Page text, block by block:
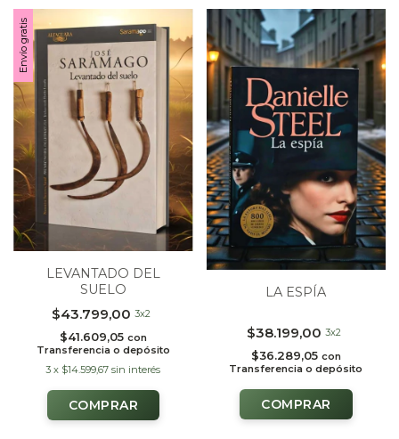
Envío gratis
LEVANTADO DEL
SUELO
$43.799,003x2
$41.609,05 con
Transferencia o depósito
3 x $14.599,67 sin interés
LA ESPÍA
$38.199,003x2
$36.289,05 con
Transferencia o depósito